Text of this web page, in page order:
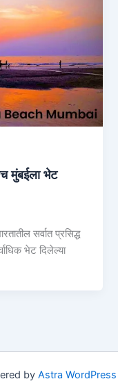
मुंबईला भेट
सर्वात प्रसिद्ध
भेट दिलेल्या
by Astra WordPress